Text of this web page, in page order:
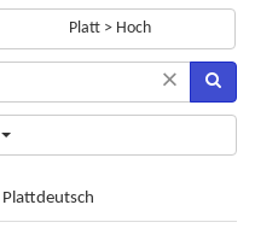
Platt > Hoch
×
Plattdeutsch